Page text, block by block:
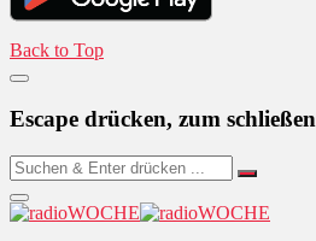
Back to Top
Escape drücken, zum schließen